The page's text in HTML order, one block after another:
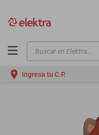
Buscar en Elektra...
Ingresa tu C.P.
motos